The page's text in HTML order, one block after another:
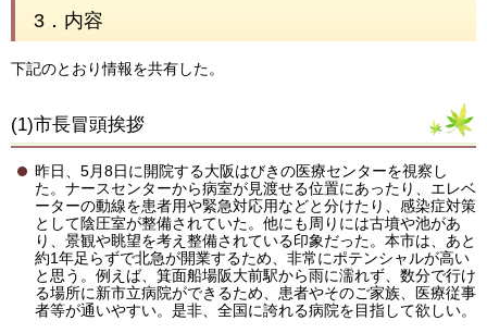
3．内容
下記のとおり情報を共有した。
(1)市長冒頭挨拶
昨日、5月8日に開院する大阪はびきの医療センターを視察し
た。ナースセンターから病室が見渡せる位置にあったり、エレベ
ーターの動線を患者用や緊急対応用などと分けたり、感染症対策
として陰圧室が整備されていた。他にも周りには古墳や池があ
り、景観や眺望を考え整備されている印象だった。本市は、あと
約1年足らずで北急が開業するため、非常にポテンシャルが高い
と思う。例えば、箕面船場阪大前駅から雨に濡れず、数分で行け
る場所に新市立病院ができるため、患者やそのご家族、医療従事
者等が通いやすい。是非、全国に誇れる病院を目指して欲しい。